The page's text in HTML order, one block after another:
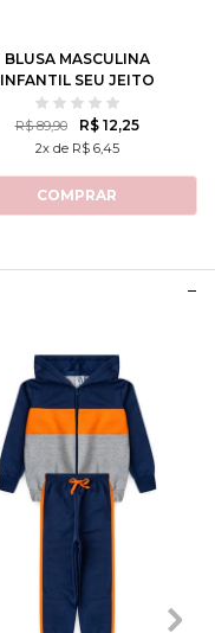
BLUSA MASCULINA
INFANTIL SEU JEITO
R$ 89,90 R$ 12,25
2x de R$ 6,45
COMPRAR
3 4